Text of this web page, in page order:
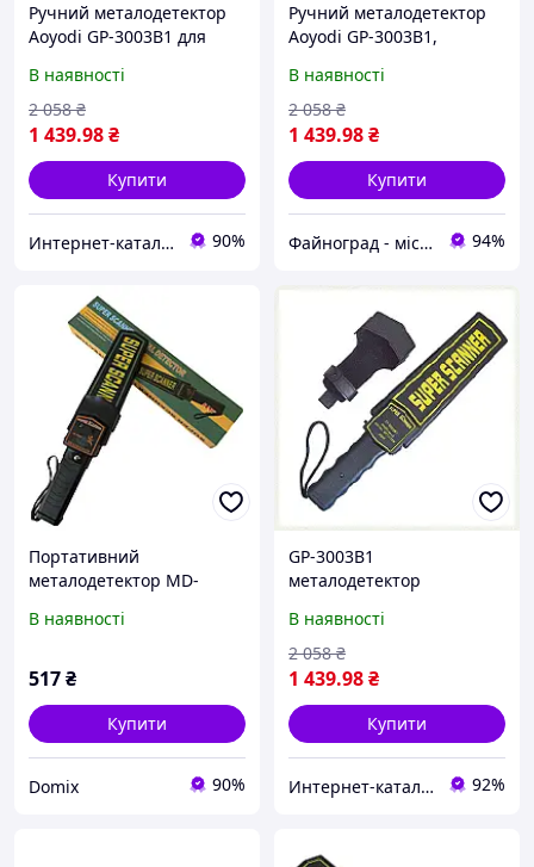
Ручний металодетектор
Aoyodi GP-3003B1 для
M6H663666
В наявності
1 439.98₴
2 058 ₴
Купити
Интернет-кат​​алог ск​​ид​​ок Zakazov 90%
Ручний металодетектор
Aoyodi GP-3003B1,
В наявності
1 439.98₴
2 058 ₴
Купити
Файноград - місто файних речей 94%
Портативний
металодетектор MD-
В наявності
517₴
Купити
Domix 90%
GP-3003B1
металодетектор
розряду батареї
672BCB6813
В наявності
1 439.98₴
2 058 ₴
Купити
Интернет-каталог скидок "BAGSPACE.ua" 92%